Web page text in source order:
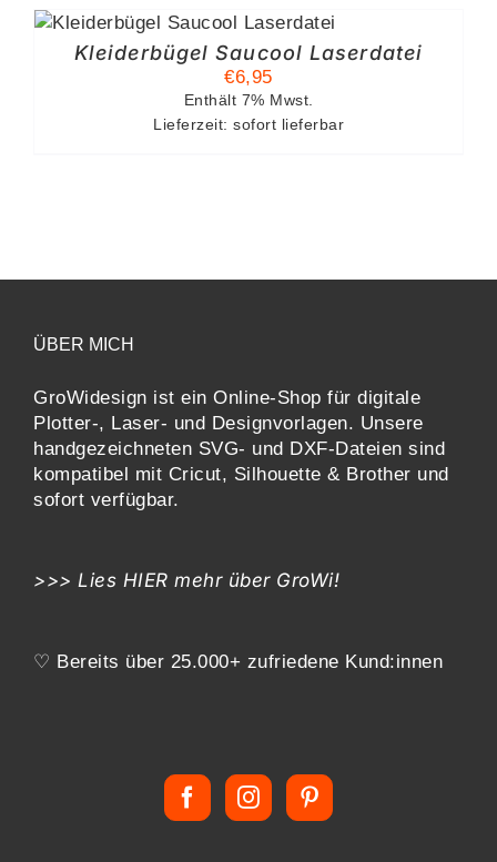
Kleiderbügel Saucool Laserdatei
€6,95
Enthält 7% Mwst.
Lieferzeit: sofort lieferbar
ÜBER MICH
GroWidesign ist ein Online-Shop für digitale
Plotter-, Laser- und Designvorlagen. Unsere
handgezeichneten SVG- und DXF- Dateien sind
kompatibel mit Cricut, Silhouette & Brother und
sofort verfügbar.
>>> Lies HIER mehr über GroWi!
♡ Bereits über 25.000+ zufriedene Kund:innen